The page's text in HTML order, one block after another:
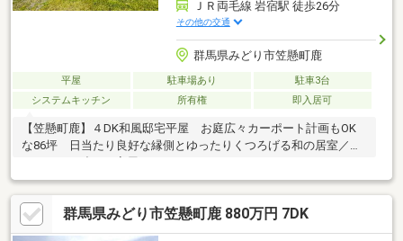
ＪＲ両毛線 岩宿駅 徒歩26分
その他の交通
群馬県みどり市笠懸町鹿
平屋 駐車場あり
駐車3台
システムキッチン
所有権 即入居可
【笠懸町鹿】４DK和風邸宅平屋 お庭広々カーポート計画もOK
な86坪 日当たり良好な縁側とゆったりくつろげる和の居室／し
群馬県みどり市笠懸町鹿 880万円 7DK